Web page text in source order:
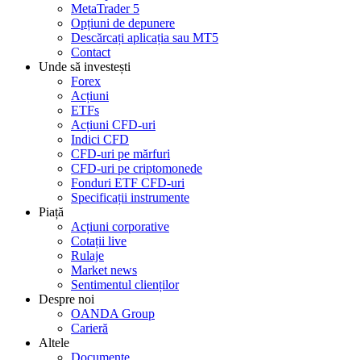
MetaTrader 5
Opțiuni de depunere
Descărcați aplicația sau MT5
Contact
Unde să investești
Forex
Acțiuni
ETFs
Acțiuni CFD-uri
Indici CFD
CFD-uri pe mărfuri
CFD-uri pe criptomonede
Fonduri ETF CFD-uri
Specificații instrumente
Piață
Acțiuni corporative
Cotații live
Rulaje
Market news
Sentimentul clienților
Despre noi
OANDA Group
Carieră
Altele